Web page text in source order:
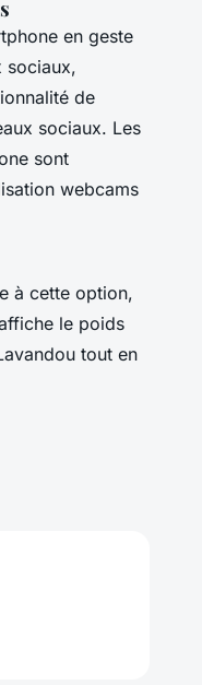
en geste
sociaux,
de
sociaux. Les
sont
webcams
à cette option,
le poids
tout en